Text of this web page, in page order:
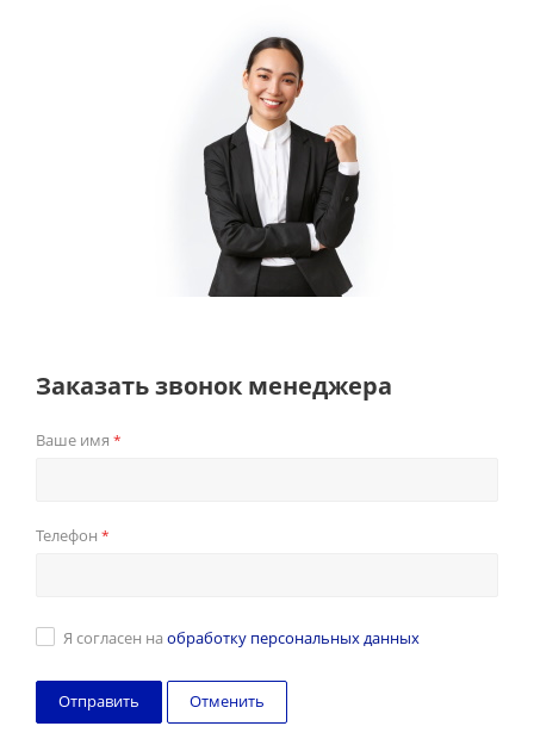
Заказать звонок менеджера
Ваше имя *
Телефон *
Я согласен на обработку персональных данных
Отменить